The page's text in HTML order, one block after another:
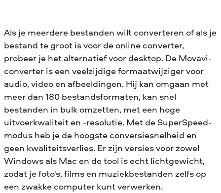
Als je meerdere bestanden wilt converteren of als je
bestand te groot is voor de online converter,
probeer je het alternatief voor desktop. De Movavi-
converter is een veelzijdige formaatwijziger voor
audio, video en afbeeldingen. Hij kan omgaan met
meer dan 180 bestandsformaten, kan snel
bestanden in bulk omzetten, met een hoge
uitvoerkwaliteit en -resolutie. Met de SuperSpeed-
modus heb je de hoogste conversiesnelheid en
geen kwaliteitsverlies. Er zijn versies voor zowel
Windows als Mac en de tool is echt lichtgewicht,
zodat je foto's, films en muziekbestanden zelfs op
een zwakke computer kunt verwerken.